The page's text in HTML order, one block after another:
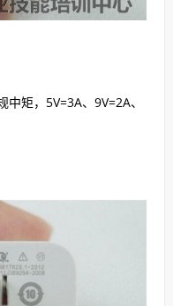
矩，5V=3A、9V=2A、